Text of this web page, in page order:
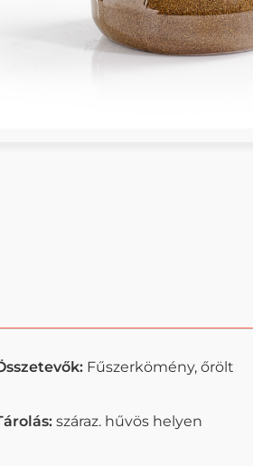
Fűszerkömény, őrölt
száraz. hűvös helyen